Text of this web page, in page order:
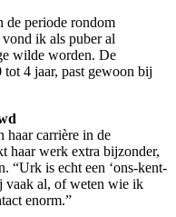
de periode rondom
vond ik als puber al
wilde worden. De
4 jaar, past gewoon bij
haar carrière in de
haar werk extra bijzonder,
“Urk is echt een ‘ons-kent-
vaak al, of weten wie ik
enorm.”